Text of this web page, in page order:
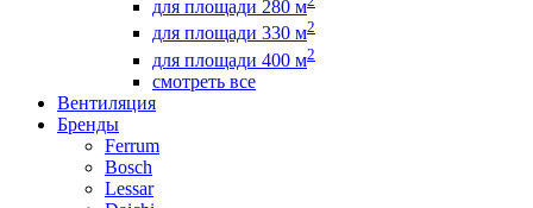
для площади 280 м
для площади 330 м2
для площади 400 м2
смотреть все
Вентиляция
Бренды
Ferrum
Bosch
Lessar